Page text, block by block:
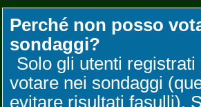
Perché non posso
sondaggi?
Solo gli utenti registrati
votare nei sondaggi
evitare risultati fasulli).